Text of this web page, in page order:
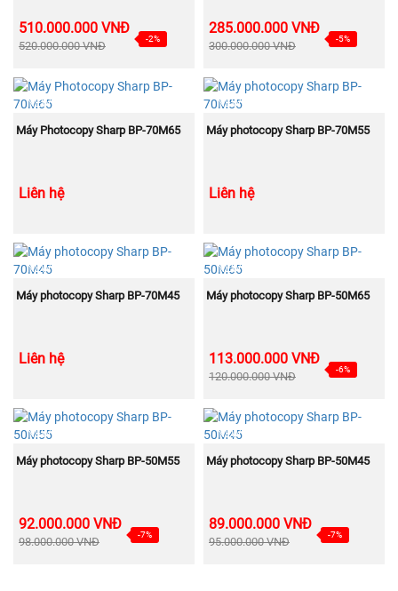
510.000.000 VNĐ
520.000.000 VNĐ
-2%
285.000.000 VNĐ
300.000.000 VNĐ
-5%
NEW
MUA NGAY
Máy Photocopy Sharp BP-70M65
Liên hệ
NEW
MUA NGAY
Máy photocopy Sharp BP-70M55
Liên hệ
NEW
MUA NGAY
Máy photocopy Sharp BP-70M45
Liên hệ
NEW
MUA NGAY
Máy photocopy Sharp BP-50M65
113.000.000 VNĐ
120.000.000 VNĐ
-6%
NEW
MUA NGAY
Máy photocopy Sharp BP-50M55
92.000.000 VNĐ
98.000.000 VNĐ
-7%
NEW
MUA NGAY
Máy photocopy Sharp BP-50M45
89.000.000 VNĐ
95.000.000 VNĐ
-7%